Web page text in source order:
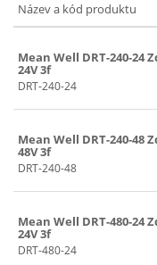
Název a kód produktu
Mean Well DRT-240-24
24V 3f
DRT-240-24
Mean Well DRT-240-48
48V 3f
DRT-240-48
Mean Well DRT-480-24
24V 3f
DRT-480-24